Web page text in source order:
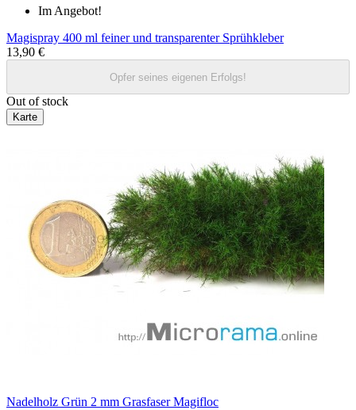
Im Angebot!
Magispray 400 ml feiner und transparenter Sprühkleber
13,90 €
Opfer seines eigenen Erfolgs!
Out of stock
Karte
Nadelholz Grün 2 mm Grasfaser Magifloc